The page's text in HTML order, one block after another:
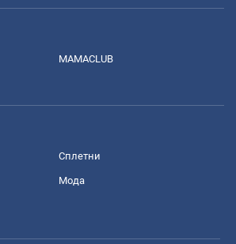
MAMACLUB
Сплетни
Мода